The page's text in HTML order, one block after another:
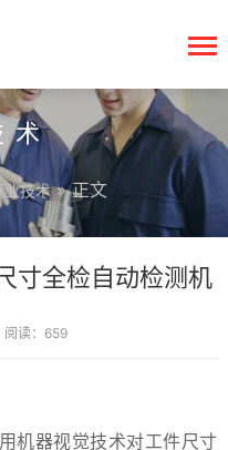
术
业技术» 正文
寸全检自动检测机
阅读：659
机器视觉技术对工件尺寸